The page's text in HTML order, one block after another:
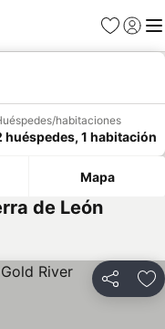
Favoritos
Iniciar
habitaciones
huéspedes, 1 habitación
Mapa
de León
Compartir